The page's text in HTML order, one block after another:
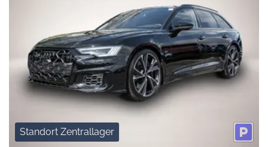
Standort Zentrallager